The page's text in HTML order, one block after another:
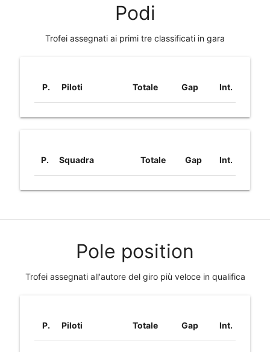
Podi
Trofei assegnati ai primi tre classificati in gara
P. Piloti Totale Gap Int.
P. Squadra Totale Gap Int.
Pole position
Trofei assegnati all'autore del giro più veloce in qualifica
P. Piloti Totale Gap Int.